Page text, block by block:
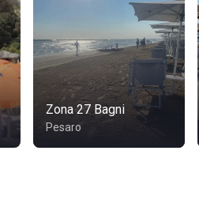
Zona 27 Bagni
Pesaro